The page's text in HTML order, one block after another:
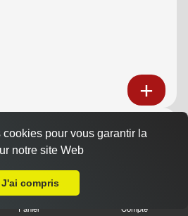
Panier Compte
pour vous garantir la
notre site Web
J'ai compris